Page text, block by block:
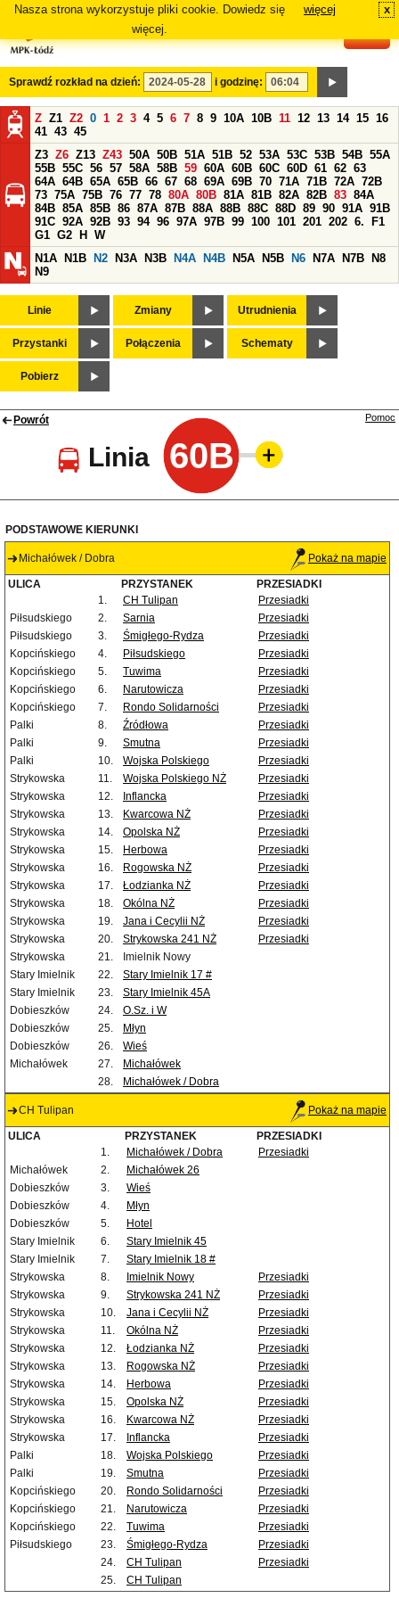
Nasza strona wykorzystuje pliki cookie. Dowiedz się
więcej.
więcej x
Sprawdź rozkład na dzień: i godzinę:
Z Z1 Z2 0 1 2 3 4 5 6 7 8 9 10A 10B 11 12 13 14 15 16
41 43 45
Z3 Z6 Z13 Z43 50A 50B 51A 51B 52 53A 53C 53B 54B 55A
55B 55C 56 57 58A 58B 59 60A 60B 60C 60D 61 62 63
64A 64B 65A 65B 66 67 68 69A 69B 70 71A 71B 72A 72B
73 75A 75B 76 77 78 80A 80B 81A 81B 82A 82B 83 84A
84B 85A 85B 86 87A 87B 88A 88B 88C 88D 89 90 91A 91B
91C 92A 92B 93 94 96 97A 97B 99 100 101 201 202 6.
F1
G1 G2 H
W
N1A
N1B N2 N3A N3B N4A N4B N5A N5B N6 N7A N7B
N8
N9
Linie Zmiany Utrudnienia
Przystanki Połączenia Schematy
Pobierz
Powrót
Linia 60B
Pomoc
PODSTAWOWE KIERUNKI
Michałówek / Dobra Pokaż na mapie
ULICA PRZYSTANEK
PRZESIADKI
1.
CH Tulipan
Przesiadki
Piłsudskiego
2. Sarnia
Przesiadki
Piłsudskiego
3. Śmigłego-Rydza
Przesiadki
Kopcińskiego
4. Piłsudskiego
Przesiadki
Kopcińskiego
5. Tuwima
Przesiadki
Kopcińskiego
6. Narutowicza
Przesiadki
Kopcińskiego
7. Rondo Solidarności
Przesiadki
Palki
8. Źródłowa
Przesiadki
Palki
9. Smutna
Przesiadki
Palki
10. Wojska Polskiego
Przesiadki
Strykowska
11. Wojska Polskiego NŻ
Przesiadki
Strykowska
12. Inflancka
Przesiadki
Strykowska
13. Kwarcowa NŻ
Przesiadki
Strykowska
14. Opolska NŻ
Przesiadki
Strykowska
15. Herbowa
Przesiadki
Strykowska
16. Rogowska NŻ
Przesiadki
Strykowska
17. Łodzianka NŻ
Przesiadki
Strykowska
18. Okólna NŻ
Przesiadki
Strykowska
19. Jana i Cecylii NŻ
Przesiadki
Strykowska
20. Strykowska 241 NŻ
Przesiadki
Strykowska
21.
Imielnik Nowy
Stary Imielnik
22.
Stary Imielnik 17 #
Stary Imielnik
23.
Stary Imielnik 45A
Dobieszków
24.
O.Sz. i W
Dobieszków
25.
Młyn
Dobieszków
26.
Wieś
Michałówek
27.
Michałówek
28.
Michałówek / Dobra
CH Tulipan Pokaż na mapie
ULICA PRZYSTANEK
PRZESIADKI
1.
Michałówek / Dobra
Przesiadki
Michałówek
2.
Michałówek 26
Dobieszków
3.
Wieś
Dobieszków
4.
Młyn
Dobieszków
5.
Hotel
Stary Imielnik
6.
Stary Imielnik 45
Stary Imielnik
7.
Stary Imielnik 18 #
Strykowska
8. Imielnik Nowy
Przesiadki
Strykowska
9. Strykowska 241 NŻ
Przesiadki
Strykowska
10. Jana i Cecylii NŻ
Przesiadki
Strykowska
11. Okólna NŻ
Przesiadki
Strykowska
12. Łodzianka NŻ
Przesiadki
Strykowska
13. Rogowska NŻ
Przesiadki
Strykowska
14. Herbowa
Przesiadki
Strykowska
15. Opolska NŻ
Przesiadki
Strykowska
16. Kwarcowa NŻ
Przesiadki
Strykowska
17. Inflancka
Przesiadki
Palki
18. Wojska Polskiego
Przesiadki
Palki
19. Smutna
Przesiadki
Kopcińskiego
20. Rondo Solidarności
Przesiadki
Kopcińskiego
21. Narutowicza
Przesiadki
Kopcińskiego
22. Tuwima
Przesiadki
Piłsudskiego
23. Śmigłego-Rydza
Przesiadki
24.
CH Tulipan
Przesiadki
25.
CH Tulipan